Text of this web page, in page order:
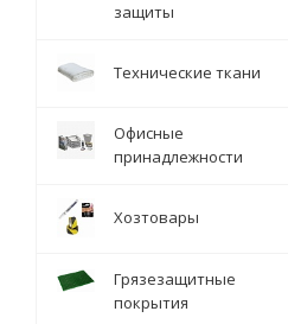
защиты
Технические ткани
Офисные
принадлежности
Хозтовары
Грязезащитные
покрытия